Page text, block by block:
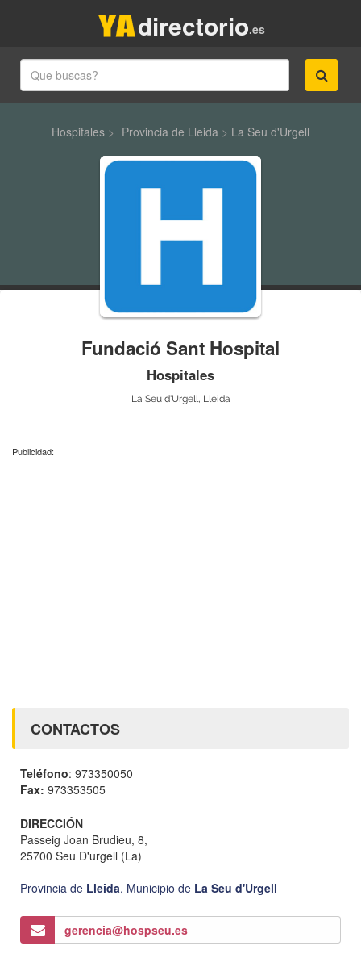
.es
directorio
Hospitales > Provincia de Lleida > La Seu d'Urgell
Fundació Sant Hospital
Hospitales
La Seu d'Urgell, Lleida
Publicidad:
CONTACTOS
Teléfono: 973350050
Fax: 973353505
DIRECCIÓN
Passeig Joan Brudieu, 8,
25700 Seu D'urgell (La)
Provincia de Lleida, Municipio de La Seu d'Urgell
gerencia@hospseu.es